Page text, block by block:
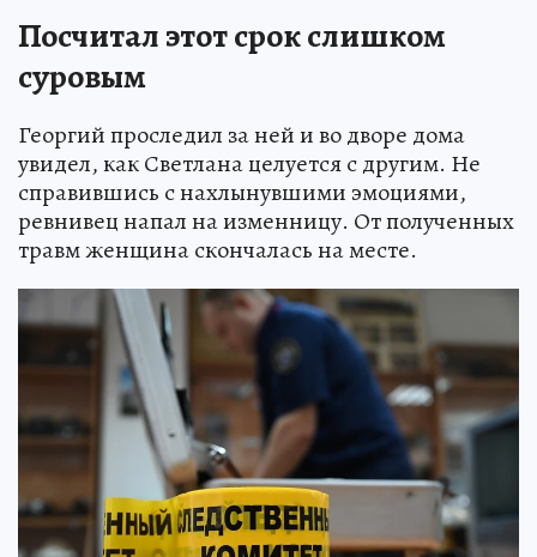
Посчитал этот срок слишком
суровым
Георгий проследил за ней и во дворе дома
увидел, как Светлана целуется с другим. Не
справившись с нахлынувшими эмоциями,
ревнивец напал на изменницу. От полученных
травм женщина скончалась на месте.